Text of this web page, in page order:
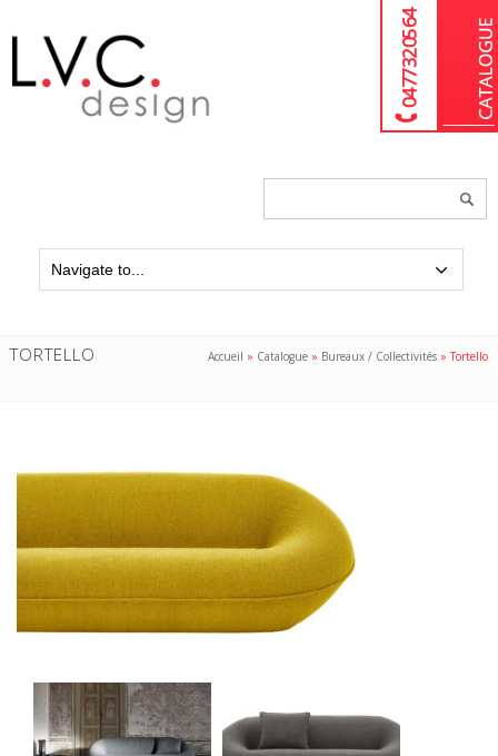
04 77 32 05 64
TORTELLO Accueil » Catalogue » Bureaux / Collectivités »Tortello